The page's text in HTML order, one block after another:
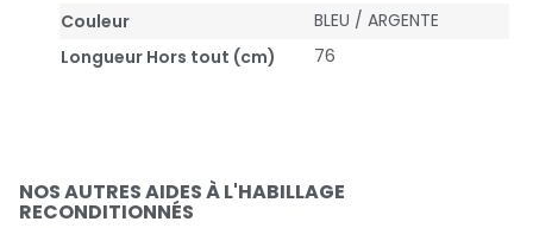
Couleur
BLEU / ARGENTE
Longueur Hors tout (cm)
76
NOS AUTRES AIDES À L'HABILLAGE
RECONDITIONNÉS